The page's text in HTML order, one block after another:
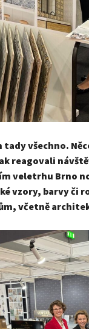
tady všechno.
reagovali
veletrhu Brno
vzory, barvy či
včetně